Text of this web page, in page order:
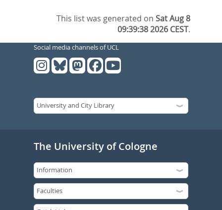
This list was generated onSat Aug 8
09:39:38 2026 CEST.
Social media channels of UCL
The University of Cologne